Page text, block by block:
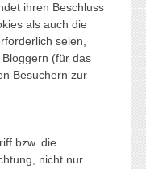
ihren Beschluss
als auch die
seien,
(für das
Besuchern zur
bzw. die
nicht nur